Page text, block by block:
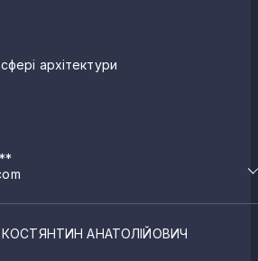
сфері архітектури
АНАТОЛІЙОВИЧ